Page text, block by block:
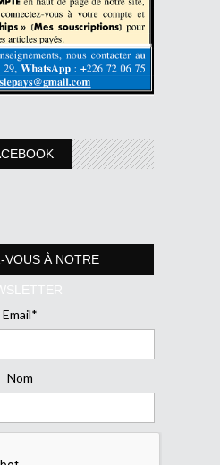
VOUS À NOTRE
Email*
Nom